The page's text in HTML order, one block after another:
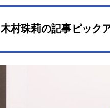
木村珠莉の記事ピック